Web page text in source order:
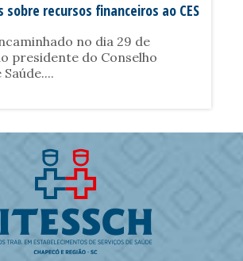
recursos financeiros ao CES
no dia 29 de
presidente do Conselho